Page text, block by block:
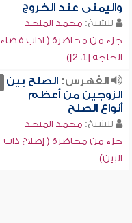
واليمنى عند الخروج
للشيخ: محمد المنجد
جزء من محاضرة ( آداب قضاء
الحاجة [1، 2])
الفهرس:الصلح بين
الزوجين من أعظم
أنواع الصلح
للشيخ: محمد المنجد
جزء من محاضرة ( إصلاح ذات
البين)